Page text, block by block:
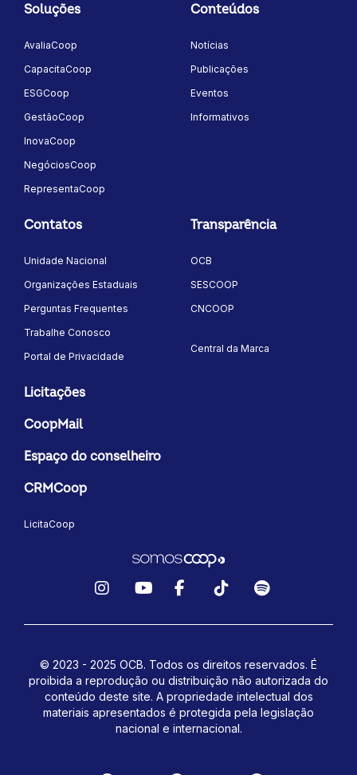
Soluções
AvaliaCoop
CapacitaCoop
ESGCoop
GestãoCoop
InovaCoop
NegóciosCoop
RepresentaCoop
Conteúdos
Notícias
Publicações
Eventos
Informativos
Contatos
Unidade Nacional
Organizações Estaduais
Perguntas Frequentes
Trabalhe Conosco
Portal de Privacidade
Transparência
OCB
SESCOOP
CNCOOP
Central da Marca
Licitações
CoopMail
Espaço do conselheiro
CRMCoop
LicitaCoop
© 2023 - 2025 OCB. Todos os direitos reservados. É
proibida a reprodução ou distribuição não autorizada do
conteúdo deste site. A propriedade intelectual dos
materiais apresentados é protegida pela legislação
nacional e internacional.